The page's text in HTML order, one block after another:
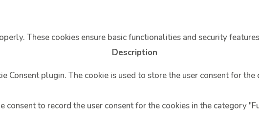
These cookies ensure basic functionalities and security
Description
Consent plugin. The cookie is used to store the user consent for
consent to record the user consent for the cookies in the category